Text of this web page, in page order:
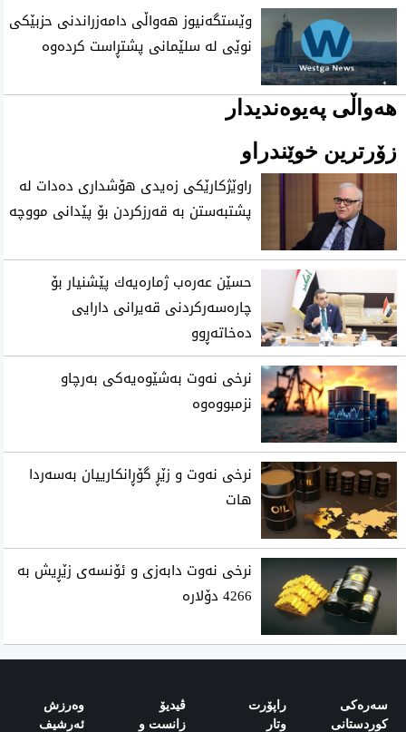
وێستگەنیوز هەواڵی دامەزراندنی حزبێکی
نوێی لە سلێمانی پشتڕاست کردەوە
هەواڵی پەیوەندیدار
زۆرترین خوێندراو
راوێژكارێكی زه‌یدی‌ هۆشداری ده‌دات له‌
پشتبه‌ستن به‌ قه‌رزكردن بۆ پێدانی مووچه‌
حسێن عه‌ره‌ب ژماره‌یه‌ك پێشنیار بۆ
چاره‌سه‌ركردنی‌ قه‌یرانی‌ دارایی
ده‌خاته‌ڕوو
نرخی‌ نه‌وت به‌شێوه‌یه‌كی‌ به‌رچاو
نزمبووه‌وه‌
نرخی نه‌وت و زێڕ گۆڕانكارییان به‌سه‌ردا
هات
نرخی نەوت دابەزی و ئۆنسەی زێڕیش بە
4266 دۆلارە
سەرەکی
کوردستانی
راپۆرت
وتار
ڤیدیۆ
زانست و
وەرزش‌
ئەرشیف